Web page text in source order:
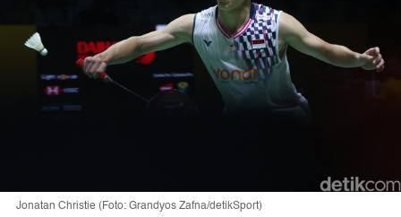
Jonatan Christie (Foto: Grandyos Zafna/detikSport)